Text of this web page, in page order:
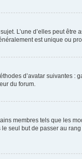
L’une d’elles peut
est unique ou
d’avatar suivantes
du forum.
membres tels que les
seul but de passer au